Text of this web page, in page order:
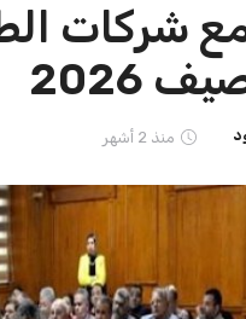
شركات
2026
منذ 2 أشهر